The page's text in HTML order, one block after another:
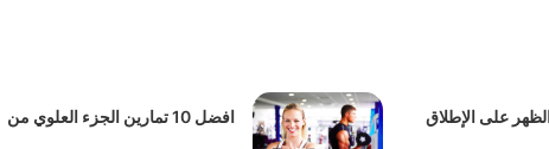
الظهر على الإطلاق افضل 10 تمارين الجزء العلوي من